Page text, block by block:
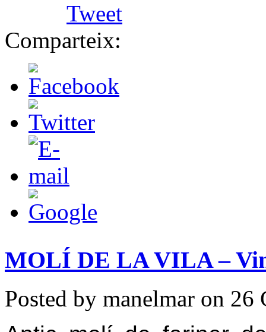
Tweet
Comparteix:
MOLÍ DE LA VILA –
Posted by manelmar on 26